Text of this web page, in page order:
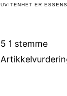
UVITENHET ER
5 1 stemme